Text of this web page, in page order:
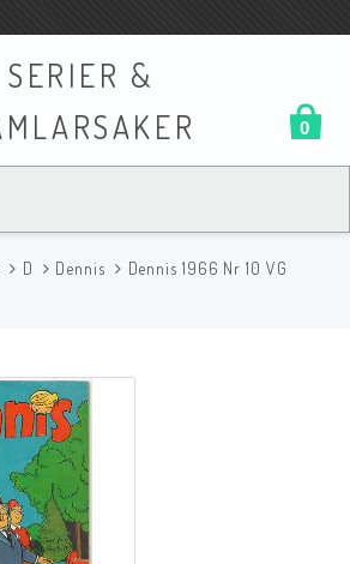
SERIER &
0
D Dennis
Dennis 1966 Nr 10 VG